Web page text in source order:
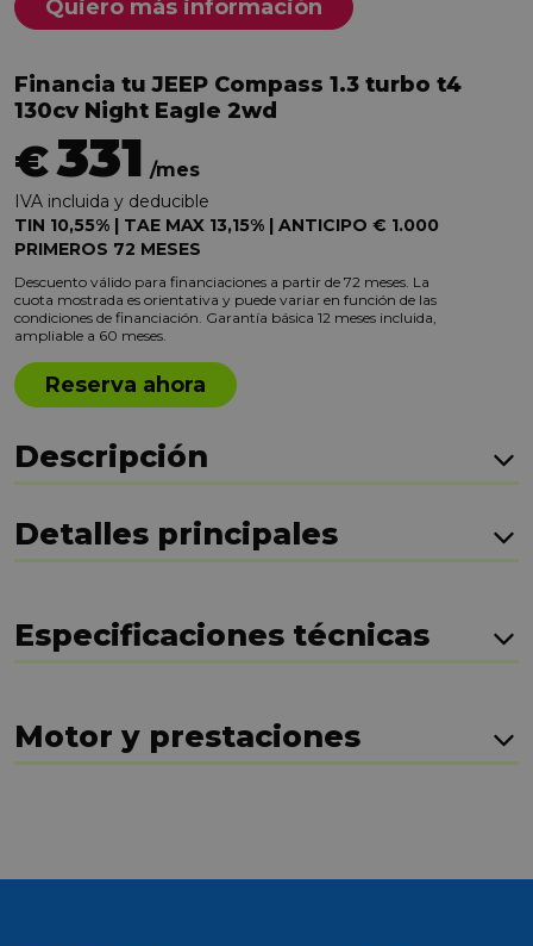
Quiero más información
Financia tu JEEP Compass 1.3 turbo t4
130cv Night Eagle 2wd
€331 /mes
IVA incluida y deducible
TIN 10,55% | TAE MAX 13,15% | ANTICIPO € 1.000
PRIMEROS 72 MESES
Descuento válido para financiaciones a partir de 72 meses. La
cuota mostrada es orientativa y puede variar en función de las
condiciones de financiación. Garantía básica 12 meses incluida,
ampliable a 60 meses.
Reserva ahora
Descripción
Detalles principales
Especificaciones técnicas
Motor y prestaciones